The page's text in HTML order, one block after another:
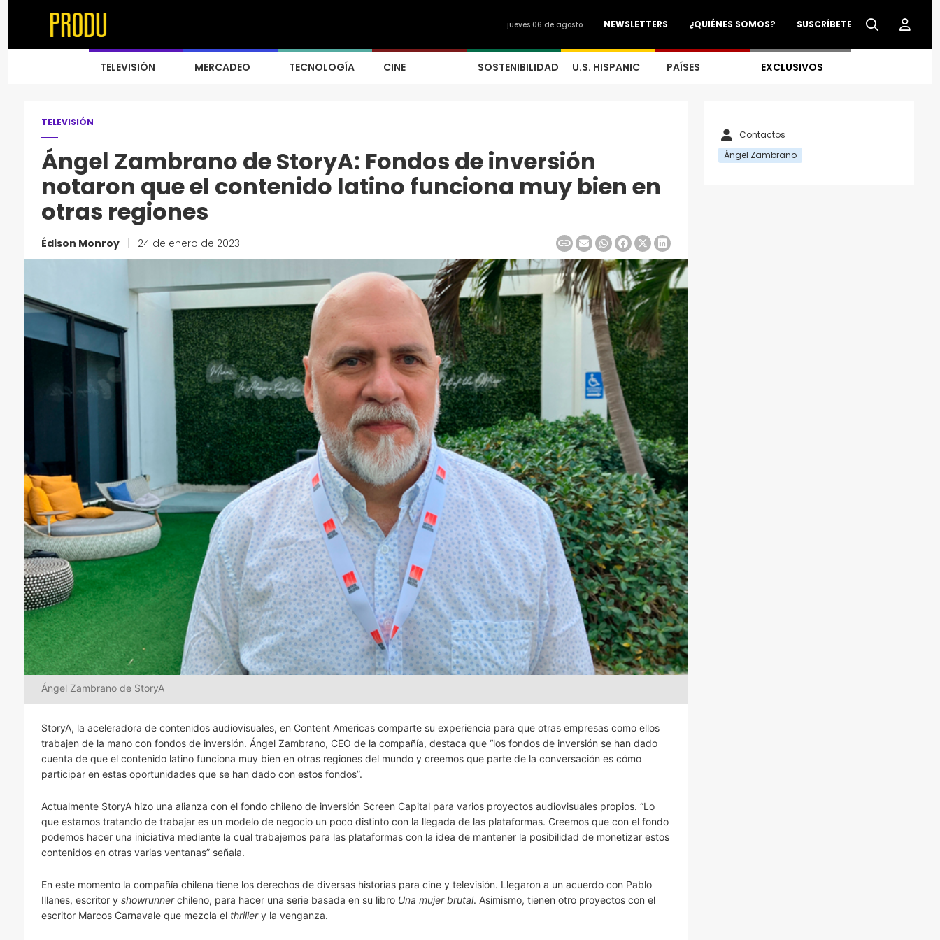
SUSCRÍBETE
¿QUIÉNES SOMOS?
NEWSLETTERS
jueves 06 de agosto
TELEVISIÓN MERCADEO TECNOLOGÍA CINE SOSTENIBILIDAD U.S. HISPANIC PAÍSES EXCLUSIVOS
TELEVISIÓN
Ángel Zambrano de StoryA: Fondos de inversión
notaron que el contenido latino funciona muy bien en
otras regiones
Édison Monroy 24 de enero de 2023
Ángel Zambrano de StoryA
StoryA, la aceleradora de contenidos audiovisuales, en Content Americas comparte su experiencia para que otras empresas como ellos
trabajen de la mano con fondos de inversión. Ángel Zambrano, CEO de la compañía, destaca que “los fondos de inversión se han dado
cuenta de que el contenido latino funciona muy bien en otras regiones del mundo y creemos que parte de la conversación es cómo
participar en estas oportunidades que se han dado con estos fondos”.
Actualmente StoryA hizo una alianza con el fondo chileno de inversión Screen Capital para varios proyectos audiovisuales propios. “Lo
que estamos tratando de trabajar es un modelo de negocio un poco distinto con la llegada de las plataformas. Creemos que con el fondo
podemos hacer una iniciativa mediante la cual trabajemos para las plataformas con la idea de mantener la posibilidad de monetizar estos
contenidos en otras varias ventanas” señala.
En este momento la compañía chilena tiene los derechos de diversas historias para cine y televisión. Llegaron a un acuerdo con Pablo
Illanes, escritor y showrunnerchileno, para hacer una serie basada en su libro Una mujer brutal. Asimismo, tienen otro proyectos con el
escritor Marcos Carnavale que mezcla el thrillery la venganza.
Contactos
Ángel Zambrano